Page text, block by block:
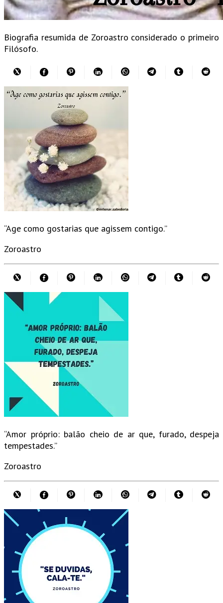
Biografia resumida de Zoroastro considerado o primeiro
Filósofo.
“Age como gostarias que agissem contigo.”
Zoroastro
“Amor próprio: balão cheio de ar que, furado, despeja
tempestades.”
Zoroastro